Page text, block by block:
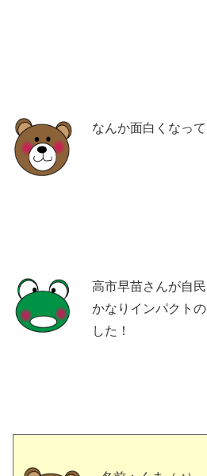
なんか面白くなって
高市早苗さんが自
かなりインパクト
した！